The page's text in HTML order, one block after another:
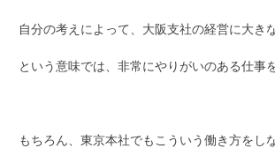
自分の考えによって、大阪支社の経営に大き
という意味では、非常にやりがいのある仕事
もちろん、東京本社でもこういう働き方をし